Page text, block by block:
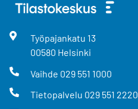
Työpajankatu 13
00580 Helsinki
Vaihde 029 551 1000
Tietopalvelu 029 551 2220